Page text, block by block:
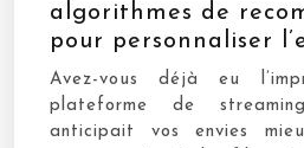
algorithmes de
pour personnaliser
Avez-vous déjà eu
plateforme de
anticipait vos envies